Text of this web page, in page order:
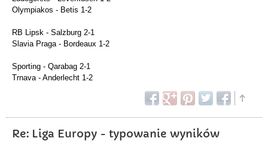
Olympiakos - Betis 1-2
RB Lipsk - Salzburg 2-1
Slavia Praga - Bordeaux 1-2
Sporting - Qarabag 2-1
Trnava - Anderlecht 1-2
Re: Liga Europy - typowanie wyników